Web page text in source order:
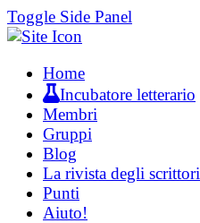
Toggle Side Panel
Home
Incubatore letterario
Membri
Gruppi
Blog
La rivista degli scrittori
Punti
Aiuto!